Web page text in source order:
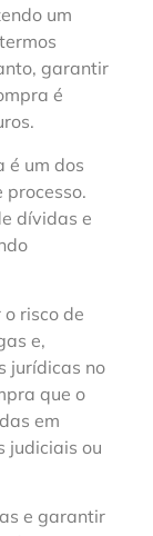
um
garantir
é
é um dos
processo.
dívidas e
risco de
e,
jurídicas no
que o
em
judiciais ou
e garantir